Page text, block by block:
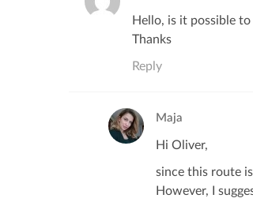
Hello, is it possible
Thanks
Reply
Maja
Hi Oliver,
since this route
However, I